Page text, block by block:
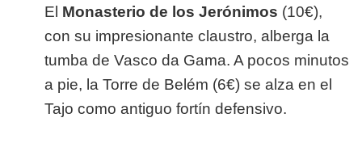
El Monasterio de los Jerónimos (10€),
con su impresionante claustro, alberga la
tumba de Vasco da Gama. A pocos minutos
a pie, la Torre de Belém (6€) se alza en el
Tajo como antiguo fortín defensivo.